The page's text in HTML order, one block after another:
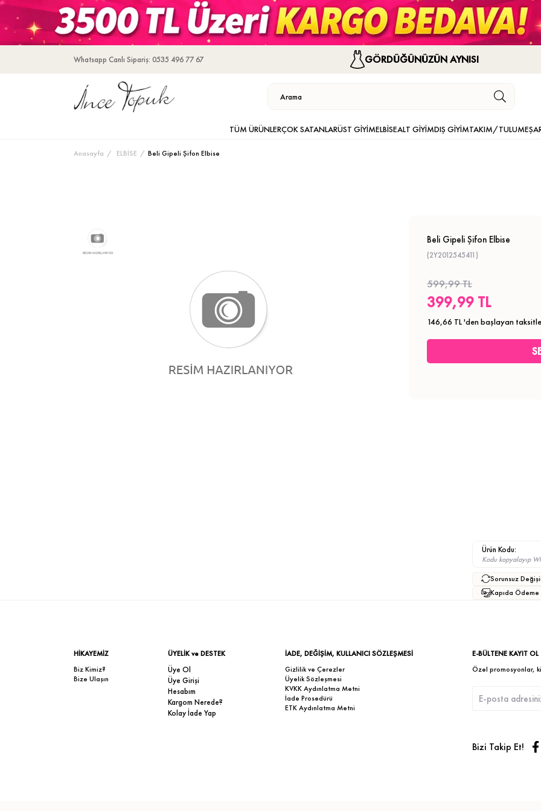
Whatsapp Canlı Sipariş: 0535 496 77 67 GÖRDÜĞÜNÜZÜN AYNISI
TÜM ÜRÜNLERÇOK SATANLARÜST GİYİMELBİSEALT GİYİMDIŞ GİYİMTAKIM/TULUM
Anasayfa ELBİSE Beli Gipeli Şifon Elbise
Beli Gipeli Şifon Elbise
(2Y2012545411)
599,99 TL
399,99 TL
146,66 TL'den başlayan
Ürün Kodu:
Kodu kopyalayıp
Sorunsuz
Kapıda Ödeme
HİKAYEMİZ
Biz Kimiz?
Bize Ulaşın
ÜYELİK ve DESTEK
Üye Ol
Üye Girişi
Hesabım
Kargom Nerede?
Kolay İade Yap
İADE, DEĞİŞİM, KULLANICI SÖZLEŞMESİ
Gizlilik ve Çerezler
Üyelik Sözleşmesi
KVKK Aydınlatma Metni
İade Prosedürü
ETK Aydınlatma Metni
E-BÜLTENE KAYIT OL
Özel promosyonlar,
Bizi Takip Et!